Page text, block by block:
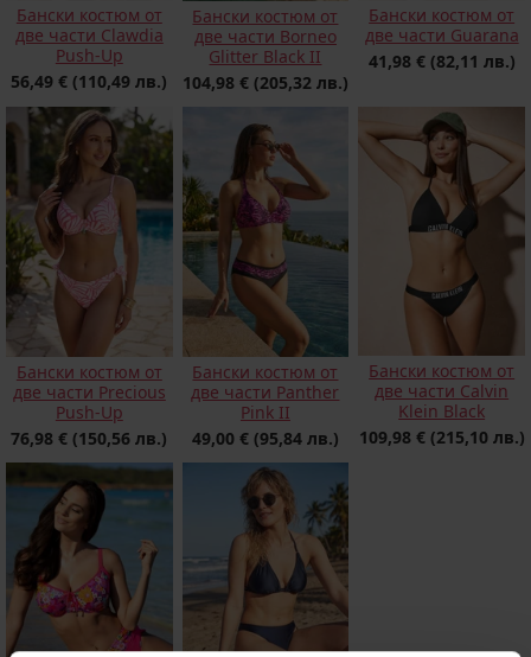
Бански костюм от
две части Clawdia
Push-Up
56,49 € (110,49 лв.)
Бански костюм от
две части Borneo
Glitter Black II
104,98 € (205,32 лв.)
Бански костюм от
две части Guarana
41,98 € (82,11 лв.)
Бански костюм от
две части Precious
Push-Up
76,98 € (150,56 лв.)
Бански костюм от
две части Panther
Pink II
49,00 € (95,84 лв.)
Бански костюм от
две части Calvin
Klein Black
109,98 € (215,10 лв.)